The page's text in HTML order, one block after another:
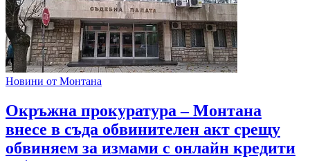
Новини от Монтана
Окръжна прокуратура – Монтана
внесе в съда обвинителен акт срещу
обвиняем за измами с онлайн кредити